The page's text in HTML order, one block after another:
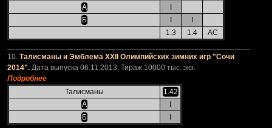
А
Б
1.3
1.4
АС
10. Талисманы и Эмблема XXII Олимпийских зимних игр "Сочи
2014". Дата выпуска 06.11.2013. Тираж 10000 тыс. экз.
Подробнее
Талисманы
1.42
А
Б